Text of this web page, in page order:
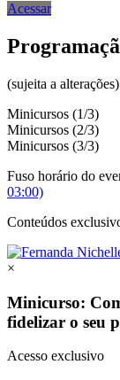
Acessar
(sujeita a alterações)
Minicursos (1/3)
Minicursos (2/3)
Minicursos (3/3)
Fuso horário do
03:00)
Conteúdos
×
Minicurso:
fidelizar o seu
Acesso exclusivo